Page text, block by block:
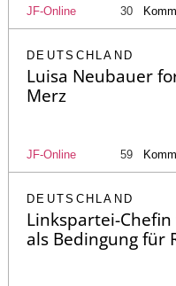
JF-Online 30
DEUTSCHLAND
Luisa Neubauer
Merz
JF-Online 59
DEUTSCHLAND
Linkspartei-
als Bedingung für